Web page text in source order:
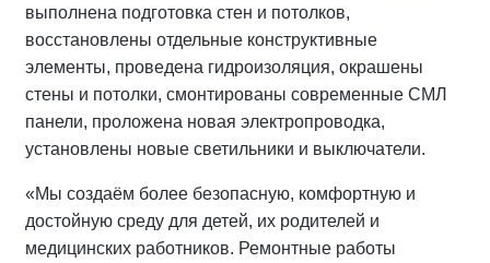
выполнена подготовка стен и потолков,
восстановлены отдельные конструктивные
элементы, проведена гидроизоляция, окрашены
стены и потолки, смонтированы современные СМЛ
панели, проложена новая электропроводка,
установлены новые светильники и выключатели.
«Мы создаём более безопасную, комфортную и
достойную среду для детей, их родителей и
медицинских работников. Ремонтные работы